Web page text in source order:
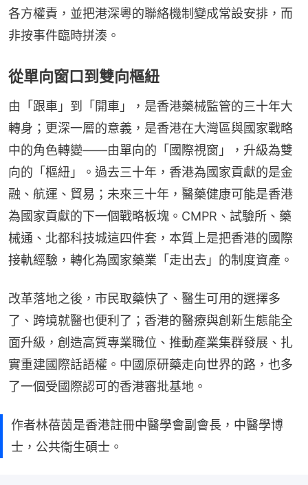
各方權責，並把港深粵的聯絡機制變成常設安排，而
非按事件臨時拼湊。
從單向窗口到雙向樞紐
由「跟車」到「開車」，是香港藥械監管的三十年大
轉身；更深一層的意義，是香港在大灣區與國家戰略
中的角色轉變——由單向的「國際視窗」，升級為雙
向的「樞紐」。過去三十年，香港為國家貢獻的是金
融、航運、貿易；未來三十年，醫藥健康可能是香港
為國家貢獻的下一個戰略板塊。CMPR、試驗所、藥
械通、北都科技城這四件套，本質上是把香港的國際
接軌經驗，轉化為國家藥業「走出去」的制度資產。
改革落地之後，市民取藥快了、醫生可用的選擇多
了、跨境就醫也便利了；香港的醫療與創新生態能全
面升級，創造高質專業職位、推動產業集群發展、扎
實重建國際話語權。中國原研藥走向世界的路，也多
了一個受國際認可的香港審批基地。
作者林蓓茵是香港註冊中醫學會副會長，中醫學博
士，公共衞生碩士。